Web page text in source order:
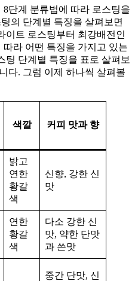
단계 분류법에 따라 로스팅을
의 단계별 특징을 살펴보면
이트 로스팅부터 최강배전인
라 어떤 특징을 가지고 있는
팅 단계별 특징을 표로 살펴보
다. 그럼 이제 하나씩 살펴볼
색깔 커피 맛과 향
밝고
연한
황갈
색
신향, 강한 신
맛
연한
황갈
색
다소 강한 신
맛, 약한 단맛
과 쓴맛
중간 단맛, 신